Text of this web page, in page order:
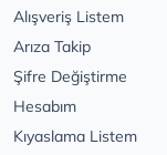
Alışveriş Listem
Arıza Takip
Şifre Değiştirme
Hesabım
Kıyaslama Listem